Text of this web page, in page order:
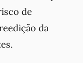
de
da